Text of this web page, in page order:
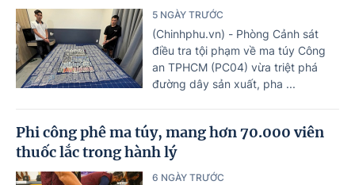
5 NGÀY TRƯỚC
(Chinhphu.vn) - Phòng Cảnh sát
điều tra tội phạm về ma túy Công
an TPHCM (PC04) vừa triệt phá
đường dây sản xuất, pha ...
Phi công phê ma túy, mang hơn 70.000 viên
thuốc lắc trong hành lý
6 NGÀY TRƯỚC